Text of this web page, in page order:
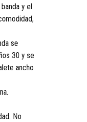
y el
se
30 y se
ancho
No